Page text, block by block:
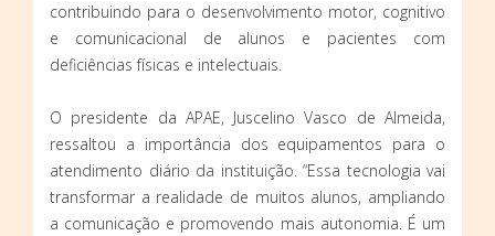
contribuindo para o desenvolvimento motor, cognitivo
e comunicacional de alunos e pacientes com
deficiências físicas e intelectuais.
O presidente da APAE, Juscelino Vasco de Almeida,
ressaltou a importância dos equipamentos para o
atendimento diário da instituição. “Essa tecnologia vai
transformar a realidade de muitos alunos, ampliando
a comunicação e promovendo mais autonomia. É um